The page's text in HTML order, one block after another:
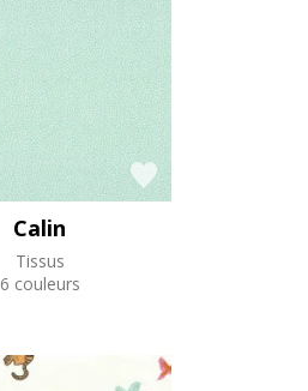
Calin
Tissus
6 couleurs